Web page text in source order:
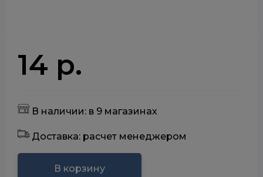
14 р.
В наличии: в 9 магазинах
Доставка: расчет менеджером
В корзину